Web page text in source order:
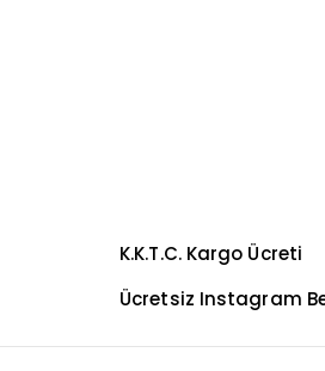
t
K.K.T.C. Kargo Ücreti
Ücretsiz Instagram